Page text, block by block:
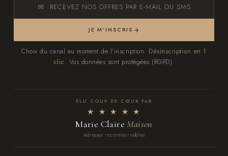
RECEVEZ NOS OFFRES PAR E-MAIL OU SMS
JE M'INSCRIS
Choix du canal au moment de l'inscription. Désinscription en 1
clic. Vos données sont protégées (RGPD).
ÉLU COUP DE CŒUR PAR
★ ★ ★ ★ ★
Marie ClaireMaison
Adresses incontournables